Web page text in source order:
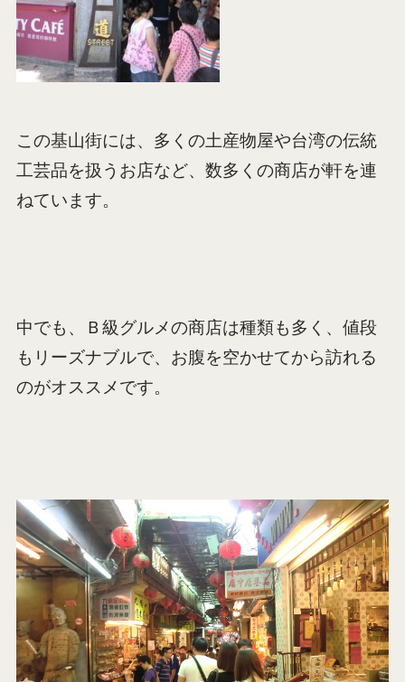
この基山街には、多くの土産物屋や台湾の伝統
工芸品を扱うお店など、数多くの商店が軒を連
ねています。
中でも、Ｂ級グルメの商店は種類も多く、値段
もリーズナブルで、お腹を空かせてから訪れる
のがオススメです。